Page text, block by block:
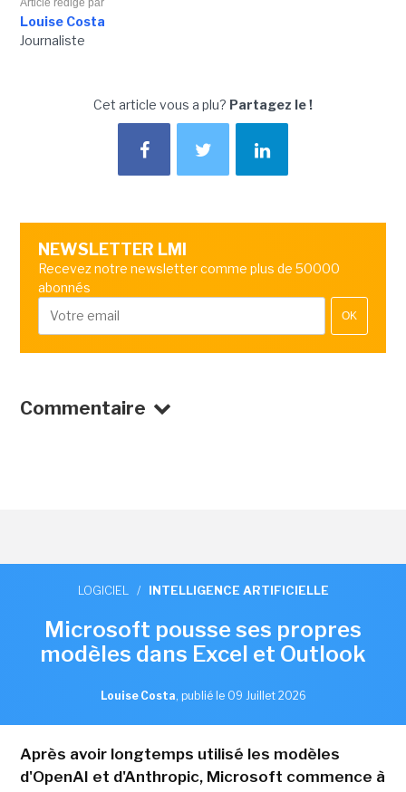
Article rédigé par
Louise Costa
Journaliste
Cet article vous a plu? Partagez le !
NEWSLETTER LMI
Recevez notre newsletter comme plus de 50000
abonnés
OK
Commentaire
LOGICIEL / INTELLIGENCE ARTIFICIELLE
Microsoft pousse ses propres
modèles dans Excel et Outlook
Louise Costa, publié le 09 Juillet 2026
Après avoir longtemps utilisé les modèles
d'OpenAI et d'Anthropic, Microsoft commence à